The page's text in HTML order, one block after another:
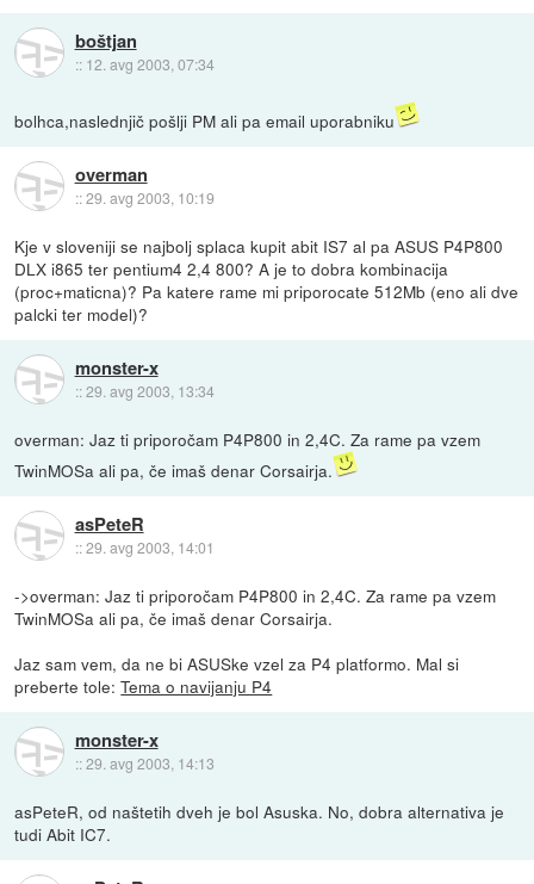
boštjan
:: 12. avg 2003, 07:34
bolhca,naslednjič pošlji PM ali pa email uporabniku
overman
::29. avg 2003, 10:19
Kje v sloveniji se najbolj splaca kupit abit IS7 al pa ASUS P4P800
DLX i865 ter pentium4 2,4 800? A je to dobra kombinacija
(proc+maticna)? Pa katere rame mi priporocate 512Mb (eno ali dve
palcki ter model)?
monster-x
::29. avg 2003, 13:34
overman: Jaz ti priporočam P4P800 in 2,4C. Za rame pa vzem
TwinMOSa ali pa, če imaš denar Corsairja.
asPeteR
::29. avg 2003, 14:01
->overman: Jaz ti priporočam P4P800 in 2,4C. Za rame pa vzem
TwinMOSa ali pa, če imaš denar Corsairja.
Jaz sam vem, da ne bi ASUSke vzel za P4 platformo. Mal si
preberte tole:Tema o navijanju P4
monster-x
::29. avg 2003, 14:13
asPeteR, od naštetih dveh je bol Asuska. No, dobra alternativa je
tudi Abit IC7.